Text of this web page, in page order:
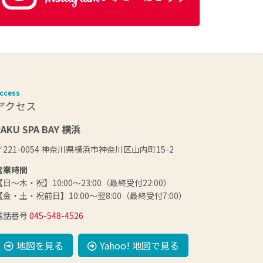
クセス
SPA BAY 横浜
221-0054 神奈川県横浜市神奈川区山内町15-2
業時間
日～木・祝】10:00～23:00（最終受付22:00）
金・土・祝前日】10:00～翌8:00（最終受付7:00）
話番号 045-548-4526
地図を見る Yahoo! 地図で見る